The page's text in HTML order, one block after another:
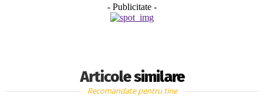
- Publicitate -
Articole similare
Recomandate pentru tine